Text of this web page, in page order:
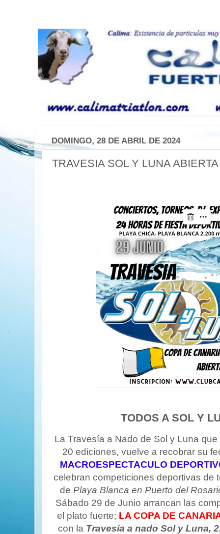
DOMINGO, 28 DE ABRIL DE 2024
TRAVESIA SOL Y LUNA ABIERTA
TODOS A SOL Y
La Travesía a Nado de Sol y Luna
20 ediciones, vuelve a recobrar su
MACROESPECTACULO
celebran competiciones deportivas de
de Playa Blanca en Puerto del
Sábado 29 de Junio arrancan las
el plato fuerte; LA COPA DE
con la Travesía a nado Sol y Luna,